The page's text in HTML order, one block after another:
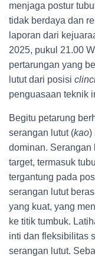
menjaga postur
tidak berdaya dan
laporan dari
2025, pukul 21.00
pertarungan yang
lutut dari posisi
penguasaan teknik
Begitu petarung
serangan lutut (kao)
dominan. Serangan
target, termasuk
tergantung pada
serangan lutut
yang kuat, yang
ke titik tumbuk.
inti dan fleksibilitas
serangan lutut.